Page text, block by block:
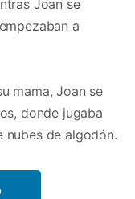
Joan se
a
mama, Joan se
donde jugaba
nubes de algodón.